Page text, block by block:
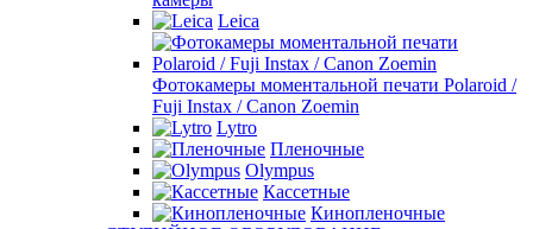
Leica
Фотокамеры моментальной печати Polaroid /
Fuji Instax / Canon Zoemin
Lytro
Пленочные
Olympus
Кассетные
Кинопленочные